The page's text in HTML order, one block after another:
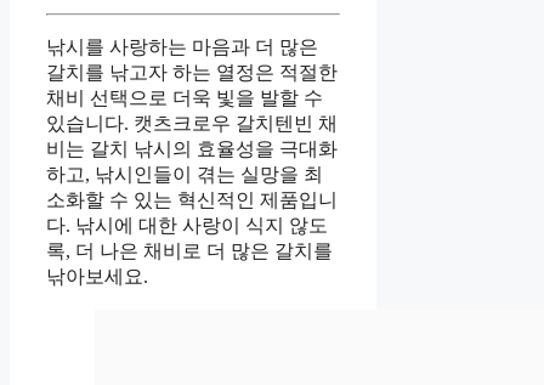
낚시를 사랑하는 마음과 더 많은
갈치를 낚고자 하는 열정은 적절한
채비 선택으로 더욱 빛을 발할 수
있습니다. 캣츠크로우 갈치텐빈 채
비는 갈치 낚시의 효율성을 극대화
하고, 낚시인들이 겪는 실망을 최
소화할 수 있는 혁신적인 제품입니
다. 낚시에 대한 사랑이 식지 않도
록, 더 나은 채비로 더 많은 갈치를
낚아보세요.